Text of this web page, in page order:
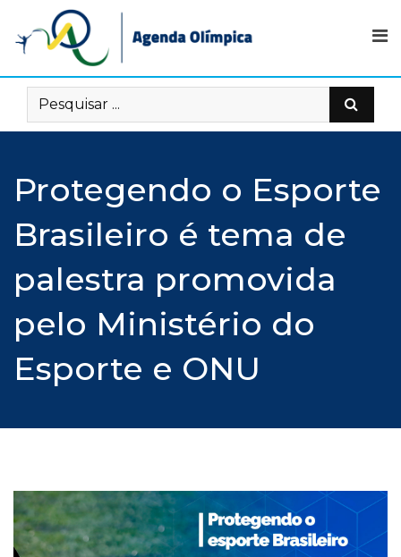
content
Protegendo o Esporte
Brasileiro é tema de
palestra promovida
pelo Ministério do
Esporte e ONU